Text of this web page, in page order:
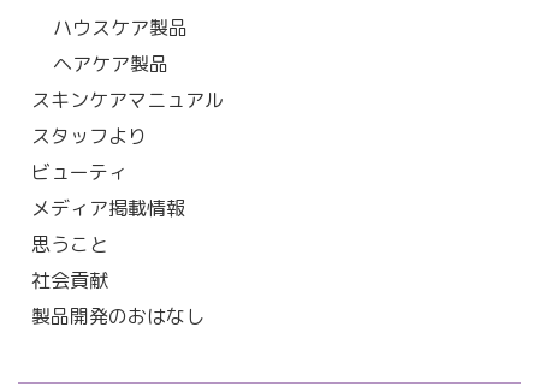
ハウスケア製品
ヘアケア製品
スキンケアマニュアル
スタッフより
ビューティ
メディア掲載情報
思うこと
社会貢献
製品開発のおはなし